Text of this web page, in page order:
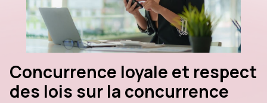
Concurrence loyale et respect
des lois sur la concurrence